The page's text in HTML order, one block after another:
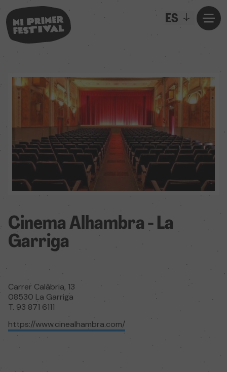
ES
Cinema Alhambra - La
Garriga
Carrer Calàbria, 13
08530 La Garriga
T. 93 871 6111
https://www.cinealhambra.com/